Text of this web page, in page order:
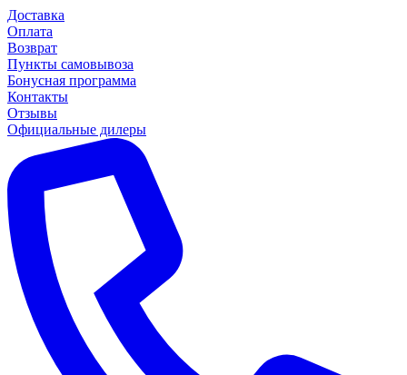
Доставка
Оплата
Возврат
Пункты самовывоза
Бонусная программа
Контакты
Отзывы
Официальные дилеры